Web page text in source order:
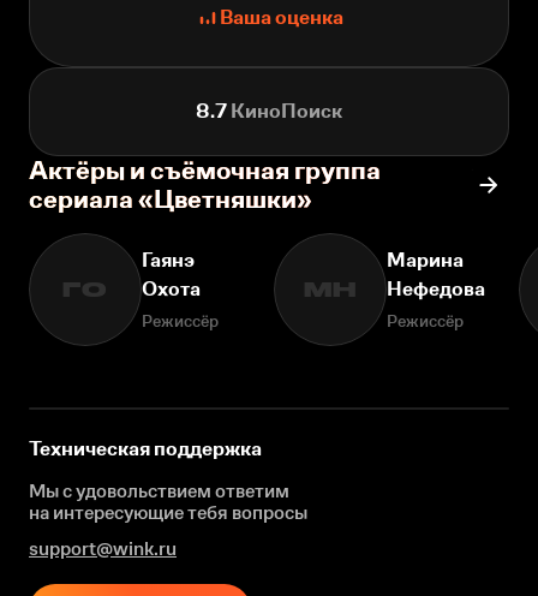
Ваша оценка
8.7 КиноПоиск
Актёры и съёмочная группа
сериала «Цветняшки»
ГО
Гаянэ
Охота
Режиссёр
МН
Марина
Нефедова
Режиссёр
Техническая поддержка
Мы с удовольствием ответим
на интересующиетебя вопросы
support@wink.ru